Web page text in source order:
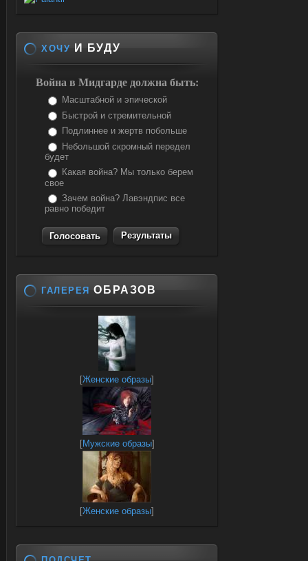
ХОЧУ И БУДУ
Война в Мидгарде должна быть:
Масштабной и эпической
Быстрой и стремительной
Подлиннее и жертв побольше
Небольшой скромный передел
будет
Какая война? Мы только берем
свое
Зачем война? Лавэндпис все
равно победит
Результаты
ГАЛЕРЕЯ ОБРАЗОВ
[Женские образы]
[Мужские образы]
[Женские образы]